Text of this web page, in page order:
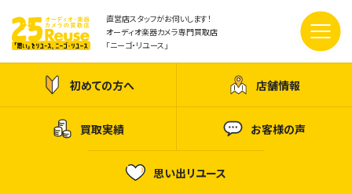
直営店スタッフがお伺いします！
オーディオ楽器カメラ専門買取店
「ニーゴ・リユース」
初めての方へ 店舗情報
買取実績 お客様の声
思い出リユース